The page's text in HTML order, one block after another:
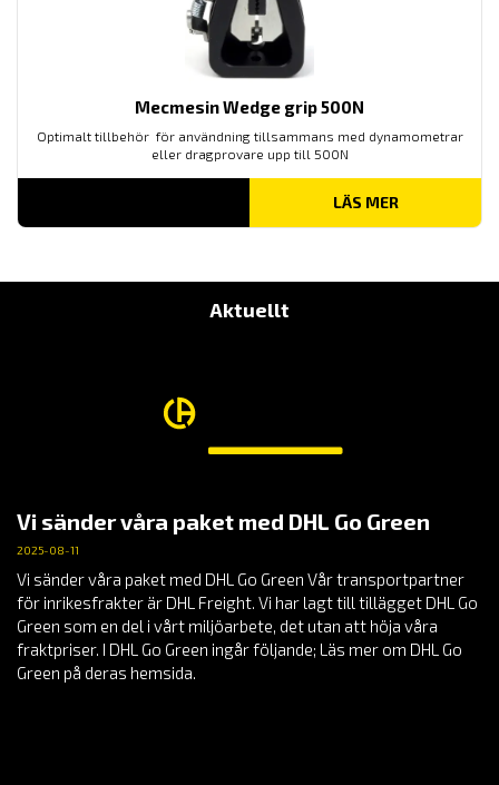
Mecmesin Wedge grip 500N
Optimalt tillbehör för användning tillsammans med dynamometrar
eller dragprovare upp till 500N
LÄS MER
Aktuellt
Vi sänder våra paket med DHL Go Green
2025-08-11
Vi sänder våra paket med DHL Go Green Vår transportpartner
för inrikesfrakter är DHL Freight. Vi har lagt till tillägget DHL Go
Green som en del i vårt miljöarbete, det utan att höja våra
fraktpriser. I DHL Go Green ingår följande; Läs mer om DHL Go
Green på deras hemsida.